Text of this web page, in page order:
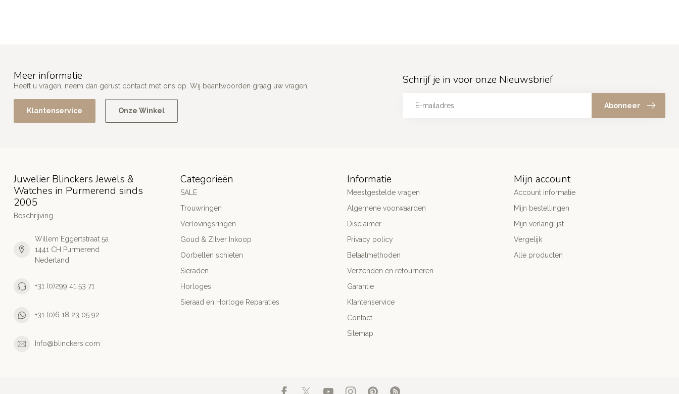
Meer informatie
Heeft u vragen, neem dan gerust contact met ons op. Wij beantwoorden graag uw vragen.
Klantenservice Onze Winkel
Schrijf je in voor onze Nieuwsbrief
Abonneer
Juwelier Blinckers Jewels &
Watches in Purmerend sinds
2005
Beschrijving
Willem Eggertstraat 5a
1441 CH Purmerend
Nederland
+31 (0)299 41 53 71
+31 (0)6 18 23 05 92
Info@blinckers.com
Categorieën
SALE
Trouwringen
Verlovingsringen
Goud & Zilver Inkoop
Oorbellen schieten
Sieraden
Horloges
Sieraad en Horloge Reparaties
Informatie
Meestgestelde vragen
Algemene voorwaarden
Disclaimer
Privacy policy
Betaalmethoden
Verzenden en retourneren
Garantie
Klantenservice
Contact
Sitemap
Mijn account
Account informatie
Mijn bestellingen
Mijn verlanglijst
Vergelijk
Alle producten